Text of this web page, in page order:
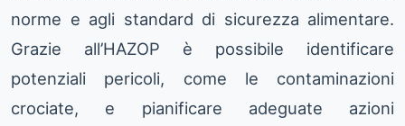
norme e agli standard di sicurezza alimentare.
Grazie all’HAZOP è possibile identificare
potenziali pericoli, come le contaminazioni
crociate, e pianificare adeguate azioni